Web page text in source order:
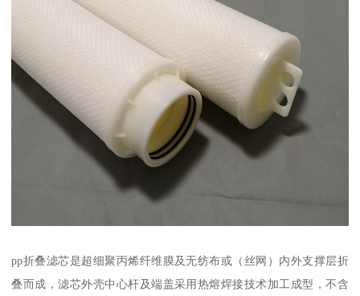
pp折叠滤芯是超细聚丙烯纤维膜及无纺布或（丝网）内外支撑层折
叠而成，滤芯外壳中心杆及端盖采用热熔焊接技术加工成型，不含